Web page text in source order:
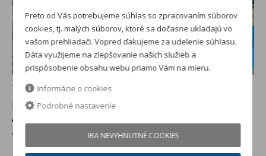
5-ročný servis
grátis
+ ďalších 18
NOVÉ AUTO NA SKLADE
AUTOSERVIS
Viac info
Preto od Vás potrebujeme súhlas so zpracovaním súborov
cookies, tj. malých súborov, ktoré sa dočasne ukladajú vo
vašom prehliadači. Vopred ďakujeme za udelenie súhlasu.
Dáta využijeme na zlepšovanie našich služieb a
prispôsobenie obsahu webu priamo Vám na mieru.
Informácie o cookies
Podrobné nastavenie
IBA NEVYHNUTNÉ COOKIES